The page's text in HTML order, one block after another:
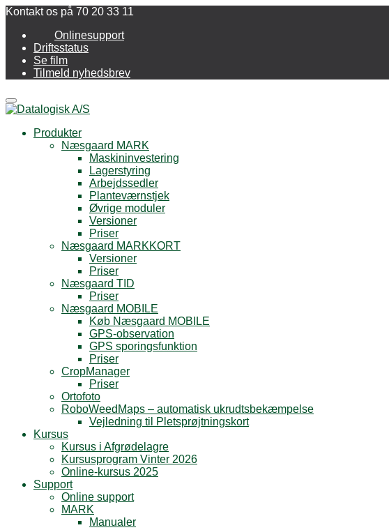
Kontakt os på 70 20 33 11
Onlinesupport
Driftsstatus
Se film
Tilmeld nyhedsbrev
Menu
Produkter
Næsgaard MARK
Maskininvestering
Lagerstyring
Arbejdssedler
Planteværnstjek
Øvrige moduler
Versioner
Priser
Næsgaard MARKKORT
Versioner
Priser
Næsgaard TID
Priser
Næsgaard MOBILE
Køb Næsgaard MOBILE
GPS-observation
GPS sporingsfunktion
Priser
CropManager
Priser
Ortofoto
RoboWeedMaps – automatisk ukrudtsbekæmpelse
Vejledning til Pletsprøjtningskort
Kursus
Kursus i Afgrødelagre
Kursusprogram Vinter 2026
Online-kursus 2025
Support
Online support
MARK
Manualer